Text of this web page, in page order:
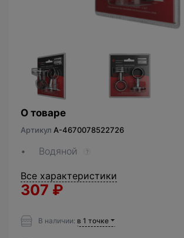
О товаре
Артикул A-4670078522726
Водяной ?
Все характеристики
307 ₽
В наличии: в 1 точке